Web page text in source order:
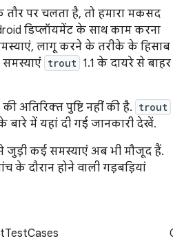
पर चलता है, तो हमारा मकसद
डिप्लॉयमेंट के साथ काम करना
लागू करने के तरीके के हिसाब
trout 1.1 के दायरे से बाहर
की अतिरिक्त पुष्टि नहीं की है. trout
बारे में यहां दी गई जानकारी देखें.
जुड़ी कई समस्याएं अब भी मौजूद हैं.
के दौरान होने वाली गड़बड़ियां